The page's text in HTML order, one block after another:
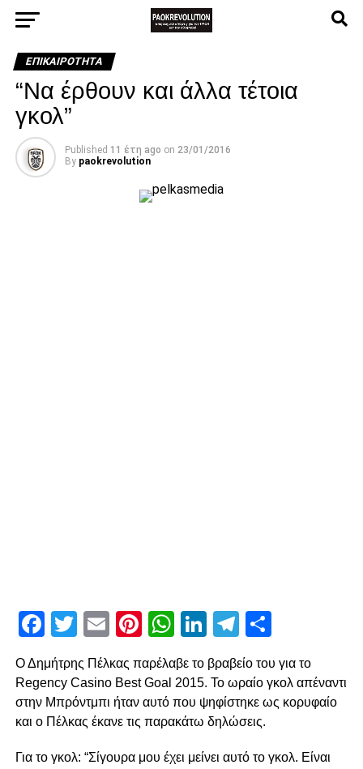
ΕΠΙΚΑΙΡΌΤΗΤΑ
“Να έρθουν και άλλα τέτοια
γκολ”
Published 11 έτη ago on 23/01/2016
By paokrevolution
Facebook
Twitter
EmailPinterest
WhatsApp
LinkedIn
Telegram
Ο Δημήτρης Πέλκας παρέλαβε το βραβείο του για το
Regency Casino Best Goal 2015. Το ωραίο γκολ απέναντι
στην Μπρόντμπι ήταν αυτό που ψηφίστηκε ως κορυφαίο
και ο Πέλκας έκανε τις παρακάτω δηλώσεις.
Για το γκολ: “Σίγουρα μου έχει μείνει αυτό το γκολ. Είναι